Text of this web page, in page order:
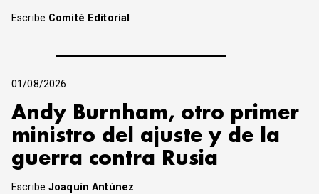
Escribe Comité Editorial
01/08/2026
Andy Burnham, otro primer
ministro del ajuste y de la
guerra contra Rusia
EscribeJoaquín Antúnez